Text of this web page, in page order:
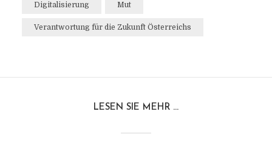
Digitalisierung Mut
Verantwortung für die Zukunft Österreichs
LESEN SIE MEHR ...